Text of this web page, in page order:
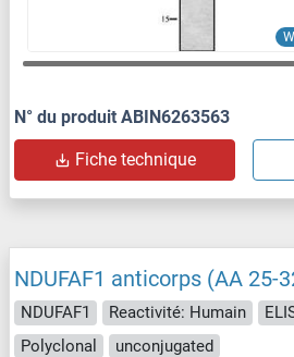
N° du produit ABIN6263563
Fiche technique
NDUFAF1 anticorps (AA 25-
NDUFAF1 Reactivité: Humain
Polyclonal
unconjugated